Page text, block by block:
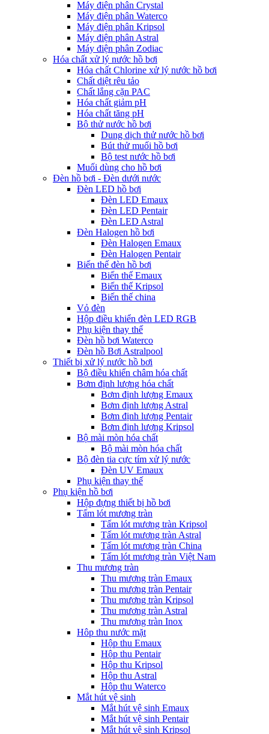
Máy điện phân Crystal
Máy điện phân Waterco
Máy điện phân Kripsol
Máy điện phân Astral
Máy điện phân Zodiac
Hóa chất xử lý nước hồ bơi
Hóa chất Chlorine xử lý nước hồ bơi
Chất diệt rêu tảo
Chất lắng cặn PAC
Hóa chất giảm pH
Hóa chất tăng pH
Bộ thử nước hồ bơi
Dung dịch thử nước hồ bơi
Bút thử muối hồ bơi
Bộ test nước hồ bơi
Muối dùng cho hồ bơi
Đèn hồ bơi - Đèn dưới nước
Đèn LED hồ bơi
Đèn LED Emaux
Đèn LED Pentair
Đèn LED Astral
Đèn Halogen hồ bơi
Đèn Halogen Emaux
Đèn Halogen Pentair
Biến thế đèn hồ bơi
Biến thế Emaux
Biến thế Kripsol
Biến thế china
Vỏ đèn
Hộp điều khiển đèn LED RGB
Phụ kiện thay thế
Đèn hồ bơi Waterco
Đèn hồ Bơi Astralpool
Thiết bị xử lý nước hồ bơi
Bộ điều khiển châm hóa chất
Bơm định lượng hóa chất
Bơm định lượng Emaux
Bơm định lượng Astral
Bơm định lượng Pentair
Bơm định lượng Kripsol
Bộ mài mòn hóa chất
Bộ mài mòn hóa chất
Bộ đèn tia cực tím xử lý nước
Đèn UV Emaux
Phụ kiện thay thế
Phụ kiện hồ bơi
Hộp đựng thiết bị hồ bơi
Tấm lót mương tràn
Tấm lót mương tràn Kripsol
Tấm lót mương tràn Astral
Tấm lót mương tràn China
Tấm lót mương tràn Việt Nam
Thu mương tràn
Thu mương tràn Emaux
Thu mương tràn Pentair
Thu mương tràn Kripsol
Thu mương tràn Astral
Thu mương tràn Inox
Hôp thu nước mặt
Hộp thu Emaux
Hộp thu Pentair
Hộp thu Kripsol
Hộp thu Astral
Hộp thu Waterco
Mắt hút vệ sinh
Mắt hút vệ sinh Emaux
Mắt hút vệ sinh Pentair
Mắt hút vệ sinh Kripsol